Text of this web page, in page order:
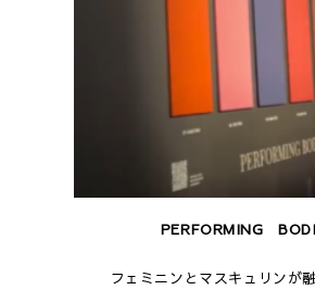
PERFORMING
フェミニンとマスキュリンが融